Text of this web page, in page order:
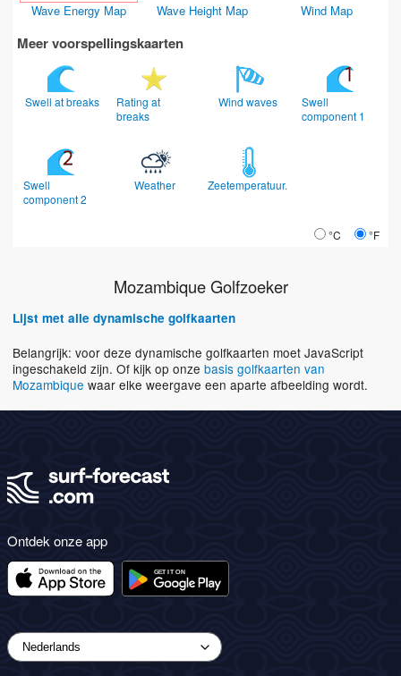
Wave Energy Map Wave Height Map Wind Map
Meer voorspellingskaarten
Swell at breaks
Rating at
breaks
Wind waves
Swell
component 1
Swell
component 2
Weather Zeetemperatuur.
°C °F
Mozambique Golfzoeker
Lijst met alle dynamische golfkaarten
Belangrijk: voor deze dynamische golfkaarten moet JavaScript
ingeschakeld zijn. Of kijk op onze basis golfkaarten van
Mozambique waar elke weergave een aparte afbeelding wordt.
Ontdek onze app